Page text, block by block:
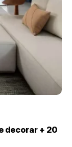
decorar + 20